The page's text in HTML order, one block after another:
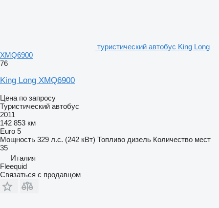
туристический автобус King Long
XMQ6900
76
King Long XMQ6900
Цена по запросу
Туристический автобус
2011
142 853 км
Euro 5
Мощность 329 л.с. (242 кВт) Топливо дизель Количество мест
35
Италия
Fleequid
Связаться с продавцом